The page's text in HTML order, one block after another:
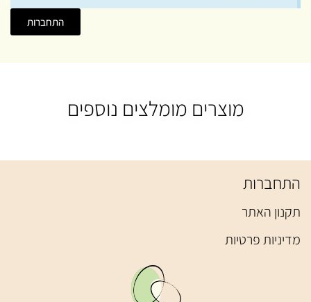
התחברות
מוצרים מומלצים נוספים
התחברות
תקנון האתר
מדיניות פרטיות